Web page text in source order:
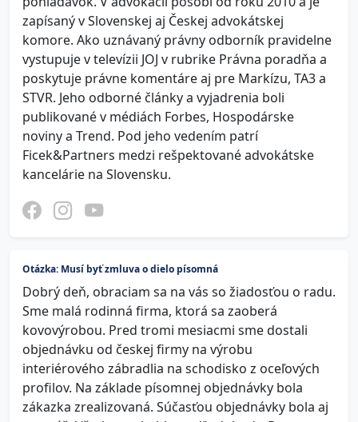
zapísaný v Slovenskej aj Českej advokátskej
komore. Ako uznávaný právny odborník pravidelne
vystupuje v televízii JOJ v rubrike Právna poradňa a
poskytuje právne komentáre aj pre Markízu, TA3 a
STVR. Jeho odborné články a vyjadrenia boli
publikované v médiách Forbes, Hospodárske
noviny a Trend. Pod jeho vedením patrí
Ficek&Partners medzi rešpektované advokátske
kancelárie na Slovensku.
Otázka: Musí byť zmluva o dielo písomná
Dobrý deň, obraciam sa na vás so žiadosťou o radu.
Sme malá rodinná firma, ktorá sa zaoberá
kovovýrobou. Pred tromi mesiacmi sme dostali
objednávku od českej firmy na výrobu
interiérového zábradlia na schodisko z oceľových
profilov. Na základe písomnej objednávky bola
zákazka zrealizovaná. Súčasťou objednávky bola aj